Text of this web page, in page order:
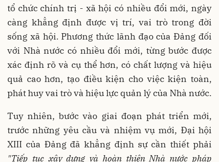
tổ chức chính trị - xã hội có nhiều đổi mới, ngày
càng khẳng định được vị trí, vai trò trong đời
sống xã hội. Phương thức lãnh đạo của Đảng đối
với Nhà nước có nhiều đổi mới, từng bước được
xác định rõ và cụ thể hơn, có chất lượng và hiệu
quả cao hơn, tạo điều kiện cho việc kiện toàn,
phát huy vai trò và hiệu lực quản lý của Nhà nước.
Tuy nhiên, bước vào giai đoạn phát triển mới,
trước những yêu cầu và nhiệm vụ mới, Đại hội
XIII của Đảng đã khẳng định sự cần thiết phải
"Tiếp tục xây dựng và hoàn thiện Nhà nước pháp